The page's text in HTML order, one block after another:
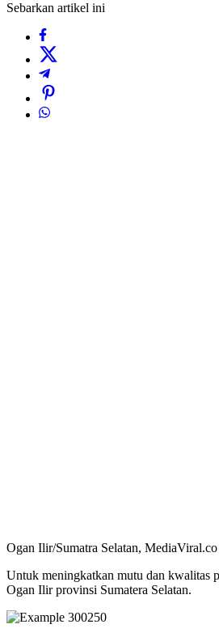
Sebarkan artikel ini
Ogan Ilir/Sumatra Selatan, MediaViral.co
Untuk meningkatkan mutu dan kwalitas
Ogan Ilir provinsi Sumatera Selatan.